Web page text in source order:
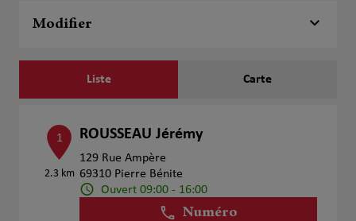
Modifier
Liste Carte
1
2.3 km
ROUSSEAU Jérémy
129 Rue Ampère
69310 Pierre Bénite
Ouvert 09:00 - 16:00
Numéro